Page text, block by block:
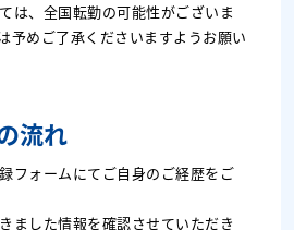
は、全国転勤の可能性がございま
予めご了承くださいますようお願い
流れ
フォームにてご自身のご経歴をご
ました情報を確認させていただき